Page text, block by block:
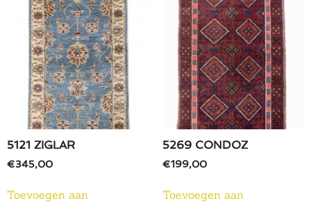
5121 ZIGLAR
€345,00
Toevoegen aan
5269 CONDOZ
€199,00
Toevoegen aan